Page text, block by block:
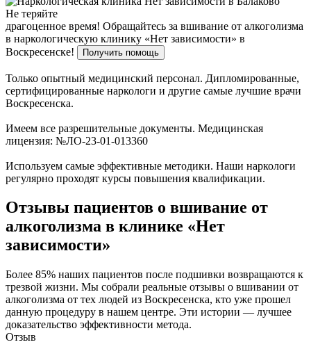
Не теряйте
драгоценное время! Обращайтесь за вшивание от алкоголизма
в наркологическую клинику «Нет зависимости» в
Воскресенске!
Получить помощь
Только опытный медицинский персонал. Дипломированные,
сертифицированные наркологи и другие самые лучшие врачи
Воскресенска.
Имеем все разрешительные документы. Медицинская
лицензия: №ЛО-23-01-013360
Используем самые эффективные методики. Наши наркологи
регулярно проходят курсы повышения квалификации.
Отзывы пациентов о вшивание от
алкоголизма в клинике «Нет
зависимости»
Более 85% наших пациентов после подшивки возвращаются к
трезвой жизни. Мы собрали реальные отзывы о вшивании от
алкоголизма от тех людей из Воскресенска, кто уже прошел
данную процедуру в нашем центре. Эти истории — лучшее
доказательство эффективности метода.
Отзыв